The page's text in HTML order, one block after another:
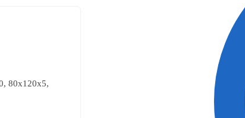
80x120x5,